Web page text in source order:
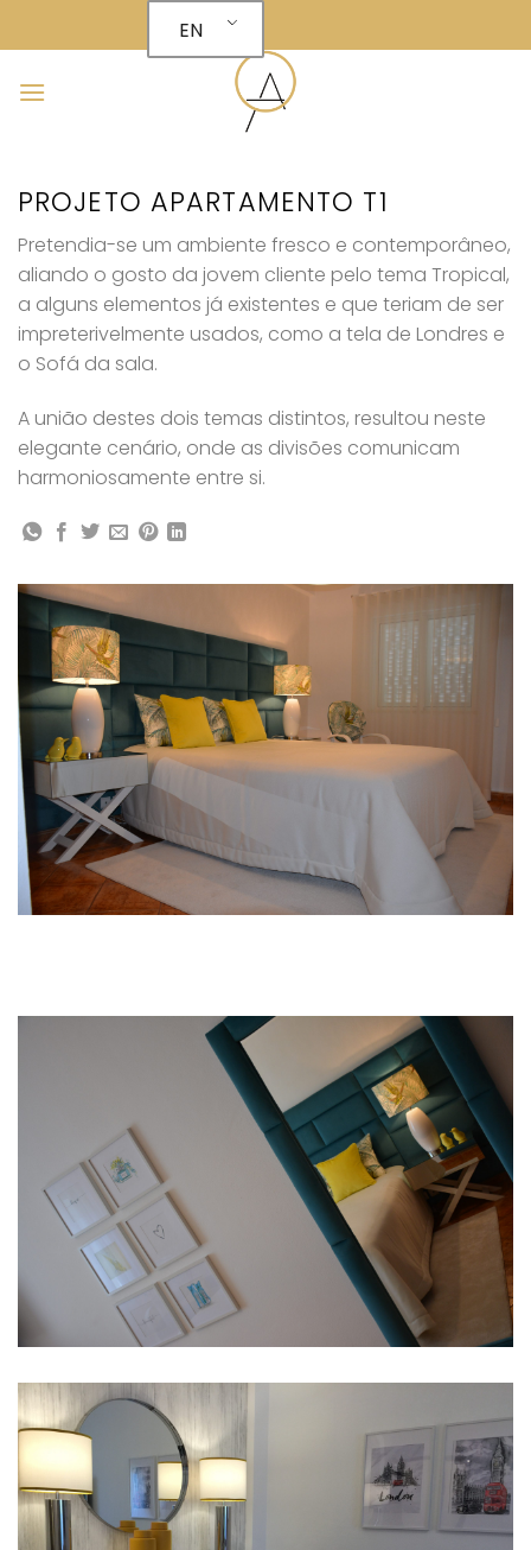
to
EN
PROJETO APARTAMENTO T1
Pretendia-se um ambiente fresco e contemporâneo,
aliando o gosto da jovem cliente pelo tema Tropical,
a alguns elementos já existentes e que teriam de ser
impreterivelmente usados, como a tela de Londres e
o Sofá da sala.
A união destes dois temas distintos, resultou neste
elegante cenário, onde as divisões comunicam
harmoniosamente entre si.